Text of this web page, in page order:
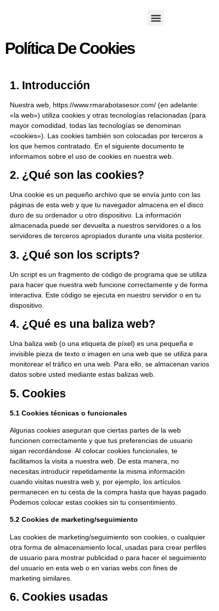
Política De Cookies
1. Introducción
Nuestra web, https://www.rmarabotasesor.com/ (en adelante:
«la web») utiliza cookies y otras tecnologías relacionadas (para
mayor comodidad, todas las tecnologías se denominan
«cookies»). Las cookies también son colocadas por terceros a
los que hemos contratado. En el siguiente documento te
informamos sobre el uso de cookies en nuestra web.
2. ¿Qué son las cookies?
Una cookie es un pequeño archivo que se envía junto con las
páginas de esta web y que tu navegador almacena en el disco
duro de su ordenador u otro dispositivo. La información
almacenada puede ser devuelta a nuestros servidores o a los
servidores de terceros apropiados durante una visita posterior.
3. ¿Qué son los scripts?
Un script es un fragmento de código de programa que se utiliza
para hacer que nuestra web funcione correctamente y de forma
interactiva. Este código se ejecuta en nuestro servidor o en tu
dispositivo.
4. ¿Qué es una baliza web?
Una baliza web (o una etiqueta de píxel) es una pequeña e
invisible pieza de texto o imagen en una web que se utiliza para
monitorear el tráfico en una web. Para ello, se almacenan varios
datos sobre usted mediante estas balizas web.
5. Cookies
5.1 Cookies técnicas o funcionales
Algunas cookies aseguran que ciertas partes de la web
funcionen correctamente y que tus preferencias de usuario
sigan recordándose. Al colocar cookies funcionales, te
facilitamos la visita a nuestra web. De esta manera, no
necesitas introducir repetidamente la misma información
cuando visitas nuestra web y, por ejemplo, los artículos
permanecen en tu cesta de la compra hasta que hayas pagado.
Podemos colocar estas cookies sin tu consentimiento.
5.2 Cookies de marketing/seguimiento
Las cookies de marketing/seguimiento son cookies, o cualquier
otra forma de almacenamiento local, usadas para crear perfiles
de usuario para mostrar publicidad o para hacer el seguimiento
del usuario en esta web o en varias webs con fines de
marketing similares.
6. Cookies usadas